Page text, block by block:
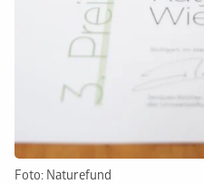
Foto: Naturefund